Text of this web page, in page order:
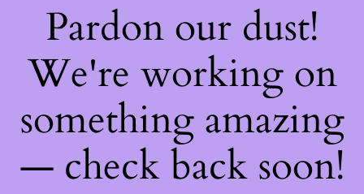
Pardon our dust!
We're working on
something amazing
— check back soon!